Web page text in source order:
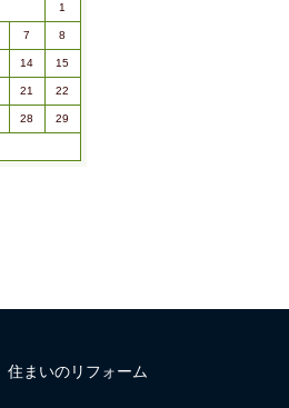
1
7 8
14 15
21 22
28 29
住まいのリフォーム